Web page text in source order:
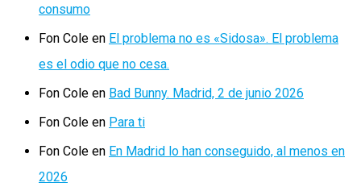
consumo
Fon Cole en El problema no es «Sidosa». El problema
es el odio que no cesa.
Fon Cole en Bad Bunny. Madrid, 2 de junio 2026
Fon Cole en Para ti
Fon Cole en En Madrid lo han conseguido, al menos en
2026